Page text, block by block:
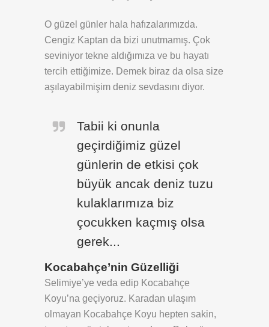
O güzel günler hala hafızalarımızda.
Cengiz Kaptan da bizi unutmamış. Çok
seviniyor tekne aldığımıza ve bu hayatı
tercih ettiğimize. Demek biraz da olsa size
aşılayabilmişim deniz sevdasını diyor.
Tabii ki onunla
geçirdiğimiz güzel
günlerin de etkisi çok
büyük ancak deniz tuzu
kulaklarımıza biz
çocukken kaçmış olsa
gerek...
Kocabahçe’nin Güzelliği
Selimiye’ye veda edip Kocabahçe
Koyu’na geçiyoruz. Karadan ulaşım
olmayan Kocabahçe Koyu hepten sakin,